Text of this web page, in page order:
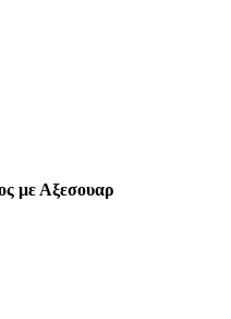
με Αξεσουαρ